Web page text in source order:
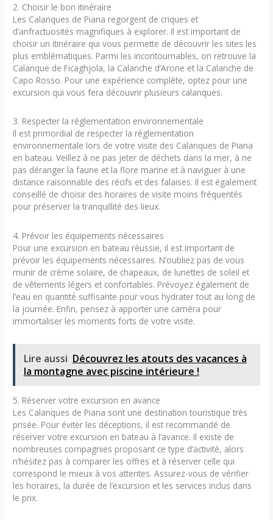
2. Choisir le bon itinéraire
Les Calanques de Piana regorgent de criques et
d’anfractuosités magnifiques à explorer. Il est important de
choisir un itinéraire qui vous permette de découvrir les sites les
plus emblématiques. Parmi les incontournables, on retrouve la
Calanque de Ficaghjola, la Calanche d’Arone et la Calanche de
Capo Rosso. Pour une expérience complète, optez pour une
excursion qui vous fera découvrir plusieurs calanques.
3. Respecter la réglementation environnementale
Il est primordial de respecter la réglementation
environnementale lors de votre visite des Calanques de Piana
en bateau. Veillez à ne pas jeter de déchets dans la mer, à ne
pas déranger la faune et la flore marine et à naviguer à une
distance raisonnable des récifs et des falaises. Il est également
conseillé de choisir des horaires de visite moins fréquentés
pour préserver la tranquillité des lieux.
4. Prévoir les équipements nécessaires
Pour une excursion en bateau réussie, il est important de
prévoir les équipements nécessaires. N’oubliez pas de vous
munir de crème solaire, de chapeaux, de lunettes de soleil et
de vêtements légers et confortables. Prévoyez également de
l’eau en quantité suffisante pour vous hydrater tout au long de
la journée. Enfin, pensez à apporter une caméra pour
immortaliser les moments forts de votre visite.
Lire aussi Découvrez les atouts des vacances à
la montagne avec piscine intérieure !
5. Réserver votre excursion en avance
Les Calanques de Piana sont une destination touristique très
prisée. Pour éviter les déceptions, il est recommandé de
réserver votre excursion en bateau à l’avance. Il existe de
nombreuses compagnies proposant ce type d’activité, alors
n’hésitez pas à comparer les offres et à réserver celle qui
correspond le mieux à vos attentes. Assurez-vous de vérifier
les horaires, la durée de l’excursion et les services inclus dans
le prix.